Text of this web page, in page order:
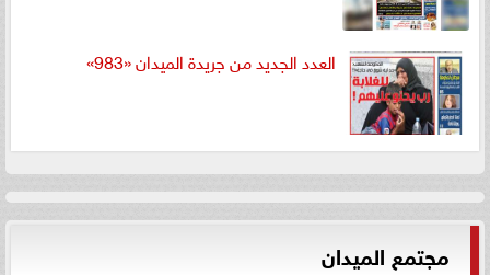
العدد الجديد من جريدة الميدان «983»
مجتمع الميدان